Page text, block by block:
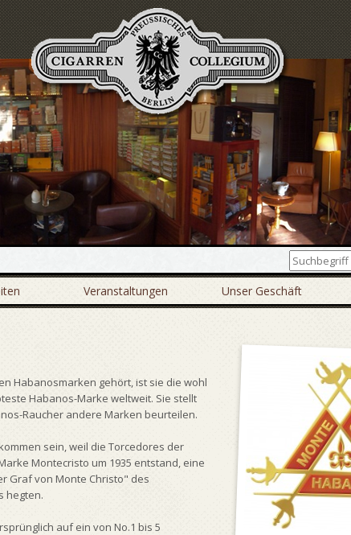
Veranstaltungen Unser Geschäft
Habanosmarken gehört, ist sie die wohl
Habanos-Marke weltweit. Sie stellt
Raucher andere Marken beurteilen.
sein, weil die Torcedores der
Montecristo um 1935 entstand, eine
Graf von Monte Christo" des
hegten.
auf ein von No.1 bis 5